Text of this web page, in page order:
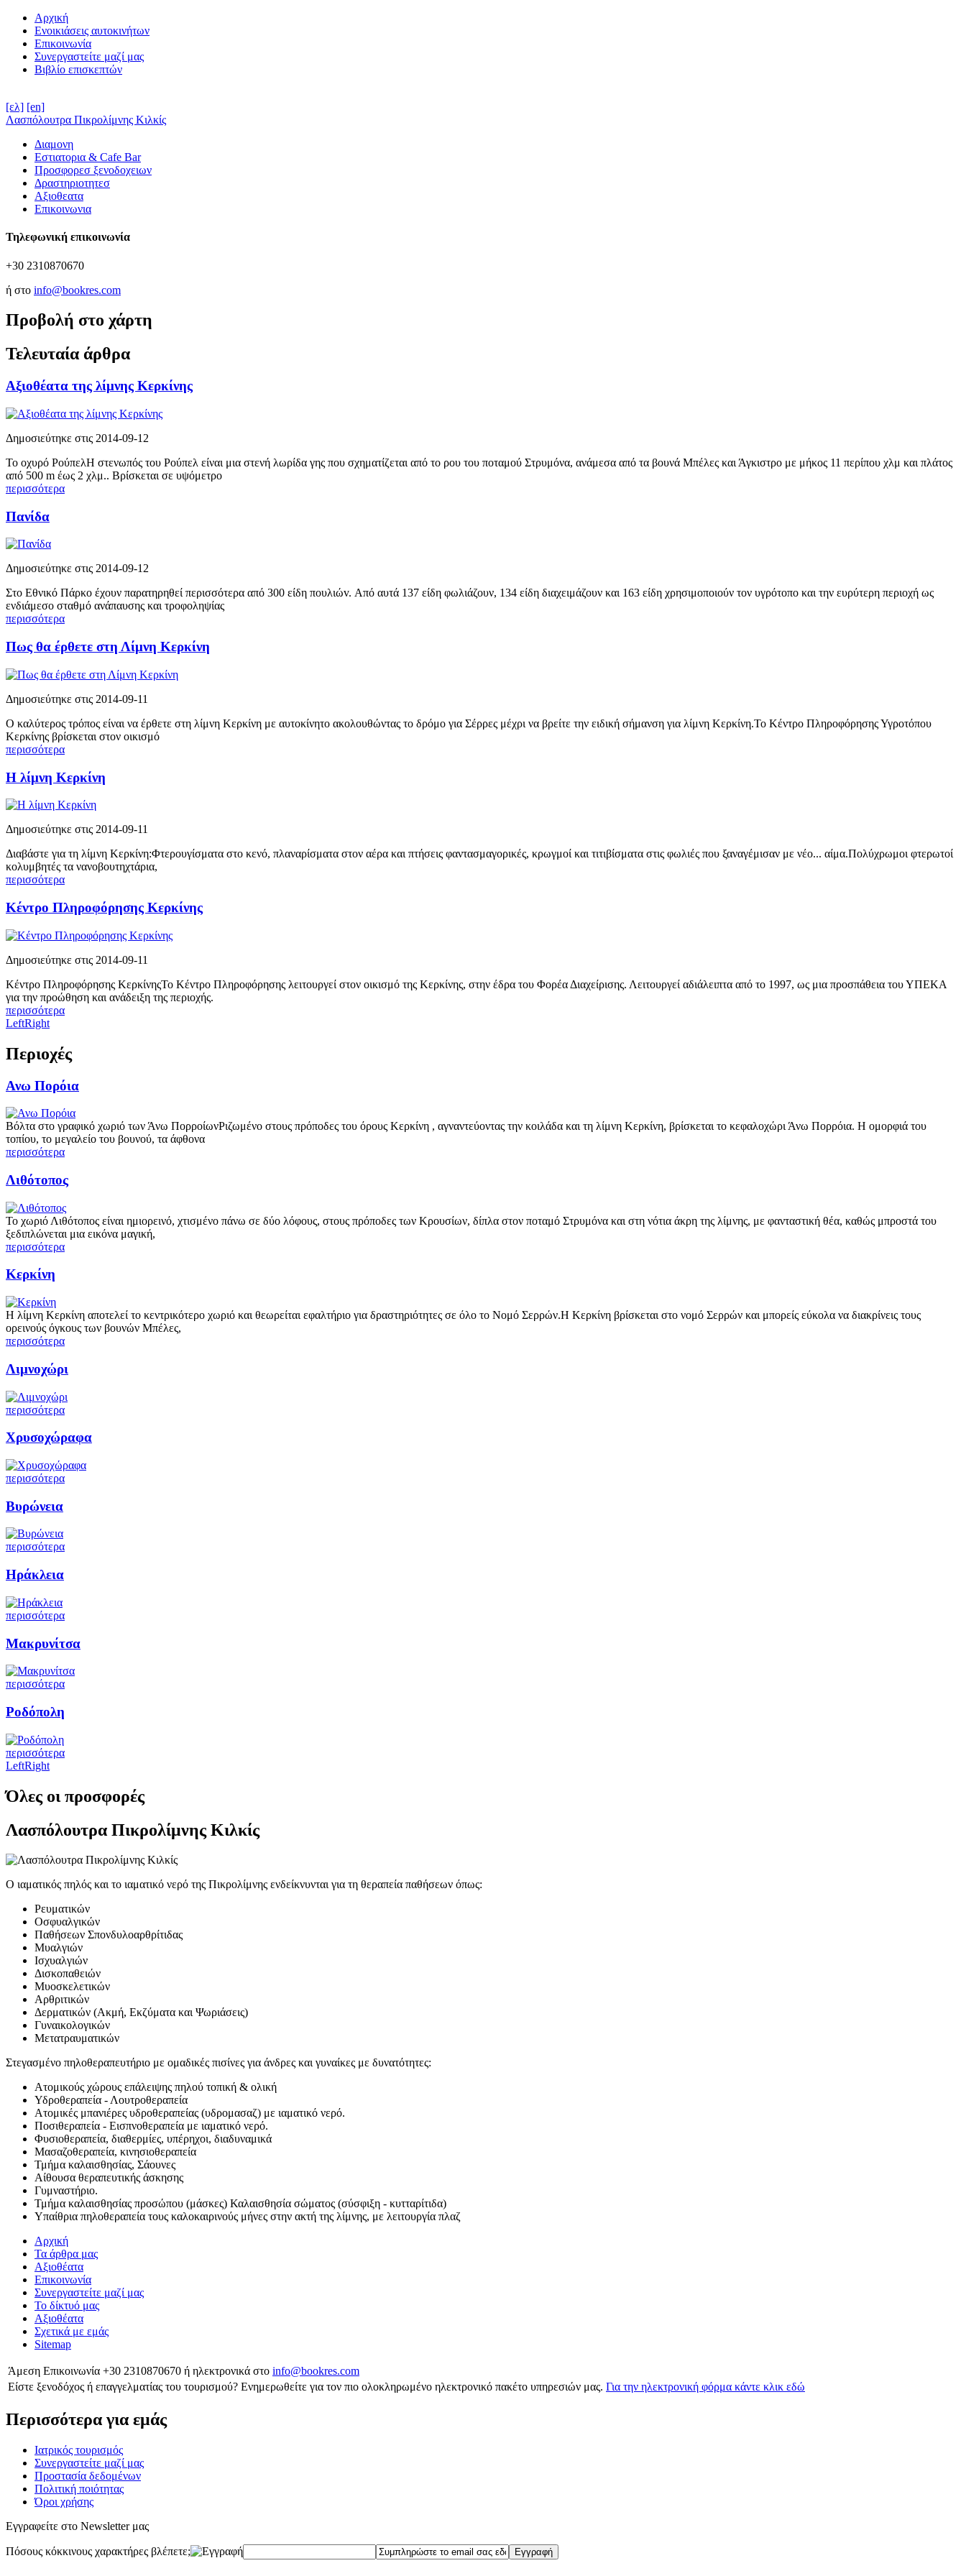
Αρχική
Ενοικιάσεις αυτοκινήτων
Επικοινωνία
Συνεργαστείτε μαζί μας
Βιβλίο επισκεπτών
[ελ] [en]
Λασπόλουτρα Πικρολίμνης Κιλκίς
Διαμονη
Εστιατορια & Cafe Bar
Προσφορεσ ξενοδοχειων
Δραστηριοτητεσ
Αξιοθεατα
Επικοινωνια
Τηλεφωνική επικοινωνία
+30 2310870670
ή στο info@bookres.com
Προβολή στο χάρτη
Τελευταία άρθρα
Αξιοθέατα της λίμνης Κερκίνης
Δημοσιεύτηκε στις 2014-09-12
Το οχυρό ΡούπελΗ στενωπός του Ρούπελ είναι μια στενή λωρίδα γης που σχηματίζεται από το ρου του ποταμού Στρυμόνα, ανάμεσα από τα βουνά Μπέλες και Άγκιστρο με μήκος 11 περίπου χλμ και πλάτος
από 500 m έως 2 χλμ.. Βρίσκεται σε υψόμετρο
περισσότερα
Πανίδα
Δημοσιεύτηκε στις 2014-09-12
Στο Εθνικό Πάρκο έχουν παρατηρηθεί περισσότερα από 300 είδη πoυλιώv. Από αυτά 137 είδη φωλιάζουν, 134 είδη διαχειμάζουν και 163 είδη χρησιμοποιούν τον υγρότοπο και την ευρύτερη περιοχή ως
ενδιάμεσο σταθμό ανάπαυσης και τροφοληψίας
περισσότερα
Πως θα έρθετε στη Λίμνη Κερκίνη
Δημοσιεύτηκε στις 2014-09-11
Ο καλύτερος τρόπος είναι να έρθετε στη λίμνη Κερκίνη με αυτοκίνητο ακολουθώντας το δρόμο για Σέρρες μέχρι να βρείτε την ειδική σήμανση για λίμνη Κερκίνη.Το Κέντρο Πληροφόρησης Υγροτόπου
Κερκίνης βρίσκεται στον οικισμό
περισσότερα
Η λίμνη Κερκίνη
Δημοσιεύτηκε στις 2014-09-11
Διαβάστε για τη λίμνη Κερκίνη:Φτερουγίσματα στο κενό, πλαναρίσματα στον αέρα και πτήσεις φαντασμαγορικές, κρωγμοί και τιτιβίσματα στις φωλιές που ξαναγέμισαν με νέο... αίμα.Πολύχρωμοι φτερωτοί
κολυμβητές τα νανοβουτηχτάρια,
περισσότερα
Κέντρο Πληροφόρησης Κερκίνης
Δημοσιεύτηκε στις 2014-09-11
Κέντρο Πληροφόρησης ΚερκίνηςΤο Κέντρο Πληροφόρησης λειτουργεί στον οικισμό της Κερκίνης, στην έδρα του Φορέα Διαχείρισης. Λειτουργεί αδιάλειπτα από το 1997, ως μια προσπάθεια του ΥΠΕΚΑ
για την προώθηση και ανάδειξη της περιοχής.
περισσότερα
LeftRight
Περιοχές
Ανω Πορόια
Βόλτα στο γραφικό χωριό των Άνω ΠορροίωνΡιζωμένο στους πρόποδες του όρους Κερκίνη , αγναντεύοντας την κοιλάδα και τη λίμνη Κερκίνη, βρίσκεται το κεφαλοχώρι Άνω Πορρόια. Η ομορφιά του
τοπίου, το μεγαλείο του βουνού, τα άφθονα
περισσότερα
Λιθότοπος
Το χωριό Λιθότοπος είναι ημιορεινό, χτισμένο πάνω σε δύο λόφους, στους πρόποδες των Κρουσίων, δίπλα στον ποταμό Στρυμόνα και στη νότια άκρη της λίμνης, με φανταστική θέα, καθώς μπροστά του
ξεδιπλώνεται μια εικόνα μαγική,
περισσότερα
Κερκίνη
Η λίμνη Κερκίνη αποτελεί το κεντρικότερο χωριό και θεωρείται εφαλτήριο για δραστηριότητες σε όλο το Νομό Σερρών.Η Κερκίνη βρίσκεται στο νομό Σερρών και μπορείς εύκολα να διακρίνεις τους
ορεινούς όγκους των βουνών Μπέλες,
περισσότερα
Λιμνοχώρι
περισσότερα
Χρυσοχώραφα
περισσότερα
Βυρώνεια
περισσότερα
Ηράκλεια
περισσότερα
Μακρυνίτσα
περισσότερα
Ροδόπολη
περισσότερα
LeftRight
Όλες οι προσφορές
Λασπόλουτρα Πικρολίμνης Κιλκίς
Ο ιαματικός πηλός και το ιαματικό νερό της Πικρολίμνης ενδείκνυνται για τη θεραπεία παθήσεων όπως:
Ρευματικών
Οσφυαλγικών
Παθήσεων Σπονδυλοαρθρίτιδας
Μυαλγιών
Ισχυαλγιών
Δισκοπαθειών
Μυοσκελετικών
Αρθριτικών
Δερματικών (Ακμή, Εκζύματα και Ψωριάσεις)
Γυναικολογικών
Μετατραυματικών
Στεγασμένο πηλοθεραπευτήριο με ομαδικές πισίνες για άνδρες και γυναίκες με δυνατότητες:
Ατομικούς χώρους επάλειψης πηλού τοπική & ολική
Υδροθεραπεία - Λουτροθεραπεία
Ατομικές μπανιέρες υδροθεραπείας (υδρομασαζ) με ιαματικό νερό.
Ποσιθεραπεία - Εισπνοθεραπεία με ιαματικό νερό.
Φυσιοθεραπεία, διαθερμίες, υπέρηχοι, διαδυναμικά
Μασαζοθεραπεία, κινησιοθεραπεία
Τμήμα καλαισθησίας, Σάουνες
Αίθουσα θεραπευτικής άσκησης
Γυμναστήριο.
Τμήμα καλαισθησίας προσώπου (μάσκες) Καλαισθησία σώματος (σύσφιξη - κυτταρίτιδα)
Υπαίθρια πηλοθεραπεία τους καλοκαιρινούς μήνες στην ακτή της λίμνης, με λειτουργία πλαζ
Αρχική
Τα άρθρα μας
Αξιοθέατα
Επικοινωνία
Συνεργαστείτε μαζί μας
Το δίκτυό μας
Αξιοθέατα
Σχετικά με εμάς
Sitemap
Άμεση Επικοινωνία +30 2310870670 ή ηλεκτρονικά στο info@bookres.com
Είστε ξενοδόχος ή επαγγελματίας του τουρισμού? Ενημερωθείτε για τον πιο ολοκληρωμένο ηλεκτρονικό πακέτο υπηρεσιών μας. Για την ηλεκτρονική φόρμα κάντε κλικ εδώ
Περισσότερα για εμάς
Ιατρικός τουρισμός
Συνεργαστείτε μαζί μας
Προστασία δεδομένων
Πολιτική ποιότητας
Όροι χρήσης
Εγγραφείτε στο Newsletter μας
Πόσους κόκκινους χαρακτήρες βλέπετε;